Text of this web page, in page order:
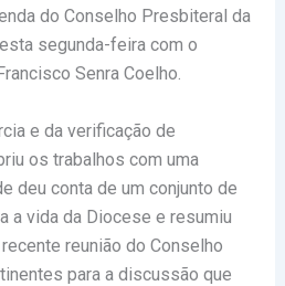
do Conselho Presbiteral da
segunda-feira com o
Senra Coelho.
e da verificação de
os trabalhos com uma
deu conta de um conjunto de
a vida da Diocese e resumiu
reunião do Conselho
para a discussão que